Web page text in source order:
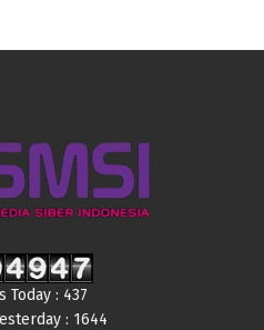
Today : 437
: 1644